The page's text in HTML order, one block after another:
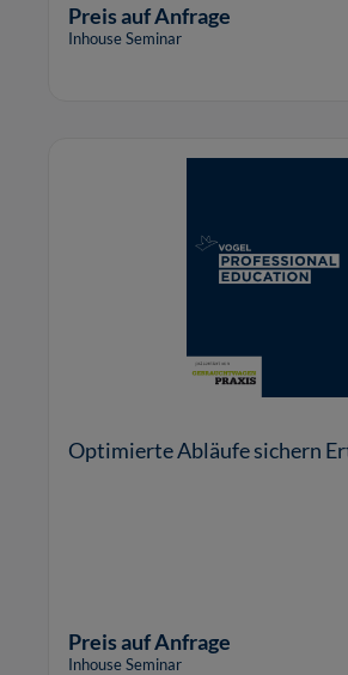
Preis auf Anfrage
Inhouse Seminar
Optimierte Abläufe sichern
Preis auf Anfrage
Inhouse Seminar